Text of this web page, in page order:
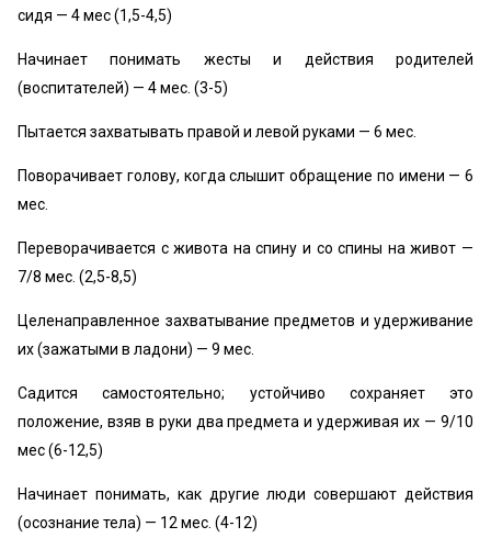
сидя — 4 мес (1,5-4,5)
Начинает понимать жесты и действия родителей
(воспитателей) — 4 мес. (3-5)
Пытается захватывать правой и левой руками — 6 мес.
Поворачивает голову, когда слышит обращение по имени — 6
мес.
Переворачивается с живота на спину и со спины на живот —
7/8 мес. (2,5-8,5)
Целенаправленное захватывание предметов и удерживание
их (зажатыми в ладони) — 9 мес.
Садится самостоятельно; устойчиво сохраняет это
положение, взяв в руки два предмета и удерживая их — 9/10
мес (6-12,5)
Начинает понимать, как другие люди совершают действия
(осознание тела) — 12 мес. (4-12)